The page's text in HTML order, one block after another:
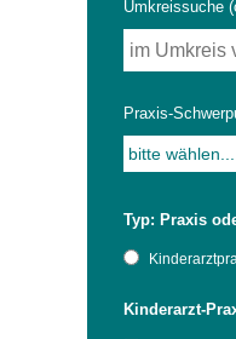
Umkreissuche
Praxis-
Typ: Praxis
Kinderarzt-